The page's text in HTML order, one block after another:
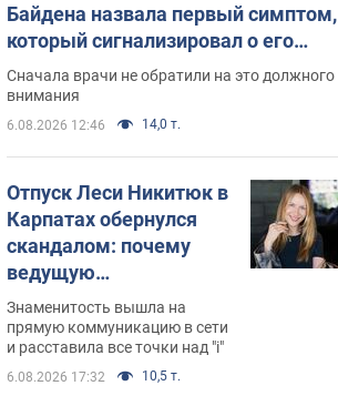
Байдена назвала первый симптом,
который сигнализировал о его
"агрессивном" раке
Сначала врачи не обратили на это должного
внимания
6.08.2026 12:46 14,0 т.
Отпуск Леси Никитюк в
Карпатах обернулся
скандалом: почему
ведущую
несправедливо
захейтили
Знаменитость вышла на
прямую коммуникацию в сети
и расставила все точки над "i"
6.08.2026 17:32 10,5 т.